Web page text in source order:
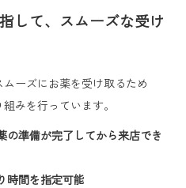
して、スムーズな受け
ーズにお薬を受け取るため
みを行っています。
準備が完了してから来店でき
時間を指定可能